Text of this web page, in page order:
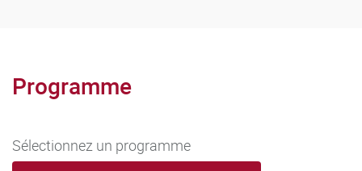
formative à l’évaluation, par une communication régulière
aux étudiants des résultats obtenus.
complexes (TC) auxquelles peuvent être adjointes des
tâches simples (TS).
Programme
Sélectionnez un programme